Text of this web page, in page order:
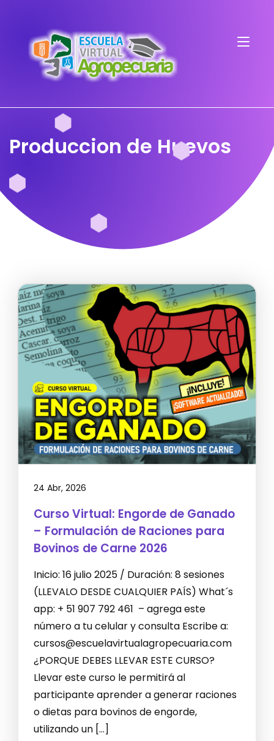
Produccion de Huevos
24 Abr, 2026
Curso Virtual: Engorde de Ganado
– Formulación de Raciones para
Bovinos de Carne 2026
Inicio: 16 julio 2025 / Duración: 8 sesiones
(LLEVALO DESDE CUALQUIER PAÍS) What´s
app: + 51 907 792 461 – agrega este
número a tu celular y consulta Escribe a:
cursos@escuelavirtualagropecuaria.com
¿PORQUE DEBES LLEVAR ESTE CURSO?
Llevar este curso le permitirá al
participante aprender a generar raciones
o dietas para bovinos de engorde,
utilizando un […]